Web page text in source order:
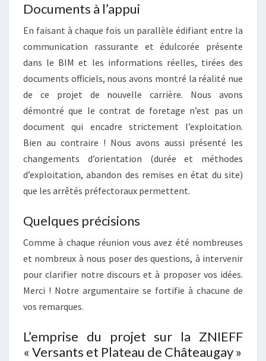
Documents à l’appui
En faisant à chaque fois un parallèle édifiant entre la
communication rassurante et édulcorée présente
dans le BIM et les informations réelles, tirées des
documents officiels, nous avons montré la réalité nue
de ce projet de nouvelle carrière. Nous avons
démontré que le contrat de foretage n’est pas un
document qui encadre strictement l’exploitation.
Bien au contraire ! Nous avons aussi présenté les
changements d’orientation (durée et méthodes
d’exploitation, abandon des remises en état du site)
que les arrêtés préfectoraux permettent.
Quelques précisions
Comme à chaque réunion vous avez été nombreuses
et nombreux à nous poser des questions, à intervenir
pour clarifier notre discours et à proposer vos idées.
Merci ! Notre argumentaire se fortifie à chacune de
vos remarques.
L’emprise du projet sur la ZNIEFF
« Versants et Plateau de Châteaugay »